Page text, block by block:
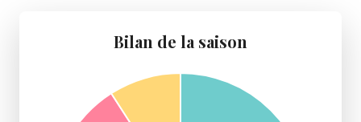
Bilan de la saison